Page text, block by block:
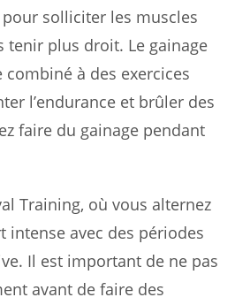
solliciter les muscles
tenir plus droit. Le gainage
à des exercices
l’endurance et brûler des
faire du gainage pendant
Training, où vous alternez
intense avec des périodes
Il est important de ne pas
avant de faire des